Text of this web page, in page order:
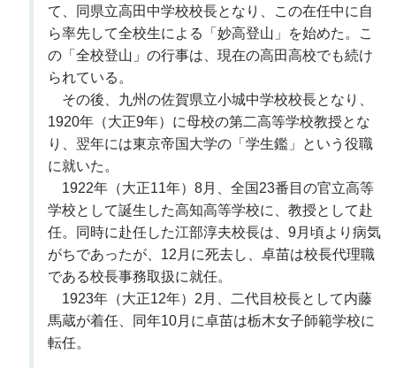
て、同県立高田中学校校長となり、この在任中に自
ら率先して全校生による「妙高登山」を始めた。こ
の「全校登山」の行事は、現在の高田高校でも続け
られている。
その後、九州の佐賀県立小城中学校校長となり、
1920年（大正9年）に母校の第二高等学校教授とな
り、翌年には東京帝国大学の「学生鑑」という役職
に就いた。
1922年（大正11年）8月、全国23番目の官立高等
学校として誕生した高知高等学校に、教授として赴
任。同時に赴任した江部淳夫校長は、9月頃より病気
がちであったが、12月に死去し、卓苗は校長代理職
である校長事務取扱に就任。
1923年（大正12年）2月、二代目校長として内藤
馬蔵が着任、同年10月に卓苗は栃木女子師範学校に
転任。